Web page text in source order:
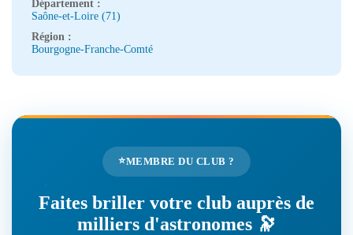
Département :
Saône-et-Loire (71)
Région :
Bourgogne-Franche-Comté
⭐MEMBRE DU CLUB ?
Faites briller votre club auprès de
milliers d'astronomes 🔭